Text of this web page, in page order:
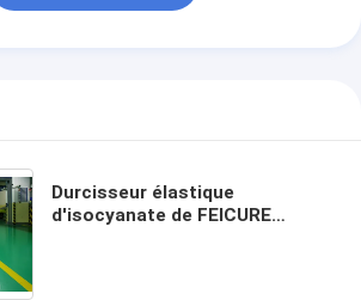
Durcisseur élastique
d'isocyanate de FEICURE